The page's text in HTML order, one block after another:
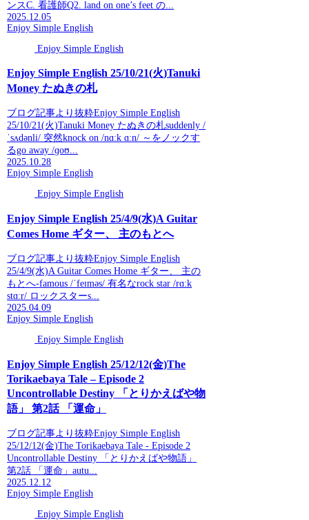
ンスC. 看護師Q2. land on one’s feet の...
2025.12.05
Enjoy Simple English
Enjoy Simple English
Enjoy Simple English 25/10/21(火)Tanuki
Money たぬきの札
ブログ記事より抜粋Enjoy Simple English
25/10/21(火)Tanuki Money たぬきの札suddenly /
ˈsʌdənli/ 突然knock on /nɑːk ɑːn/ ～をノックす
るgo away /ɡoʊ...
2025.10.28
Enjoy Simple English
Enjoy Simple English
Enjoy Simple English 25/4/9(水)A Guitar
Comes Home ギター、 主のもとへ
ブログ記事より抜粋Enjoy Simple English
25/4/9(水)A Guitar Comes Home ギター、 主の
もとへ-famous /ˈfeɪməs/ 有名なrock star /rɑːk
stɑːr/ ロックスターs...
2025.04.09
Enjoy Simple English
Enjoy Simple English
Enjoy Simple English 25/12/12(金)The
Torikaebaya Tale – Episode 2
Uncontrollable Destiny 「とりかえばや物
語」 第2話 「運命」
ブログ記事より抜粋Enjoy Simple English
25/12/12(金)The Torikaebaya Tale - Episode 2
Uncontrollable Destiny 「とりかえばや物語」
第2話 「運命」autu...
2025.12.12
Enjoy Simple English
Enjoy Simple English